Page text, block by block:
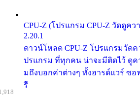
CPU-Z (โปรแกรม CPU-Z วัดดูคว
2.20.1
ดาวน์โหลด CPU-Z โปรแกรมวัดค
ปรแกรม ที่ทุกคน น่าจะมีติดไว้ ดูคว
มถึงบอกค่าต่างๆ ทั้งฮารด์แวร์ ซอ
รี